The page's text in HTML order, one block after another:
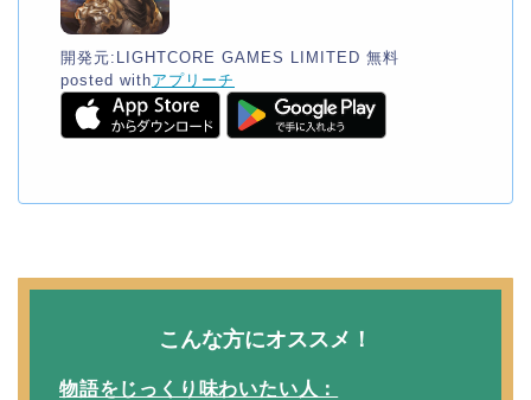
開発元: LIGHTCORE GAMES LIMITED 無料
posted withアプリーチ
こんな方にオススメ！
物語をじっくり味わいたい人：